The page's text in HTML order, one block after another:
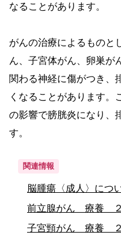
なることがあります。
がんの治療によるものと
ん、子宮体がん、卵巣が
関わる神経に傷がつき、
くなることがあります。
の影響で膀胱炎になり、
す。
関連情報
脳腫瘍〈成人〉に
前立腺がん 療養 ２
子宮頸がん 療養 ２